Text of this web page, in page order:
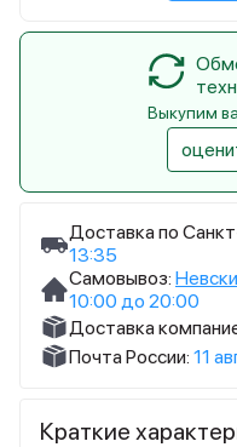
Доставка по
13:35
Самовывоз:
10:00 до 20:00
Доставка
Почта России: 11
Краткие
Выкупим